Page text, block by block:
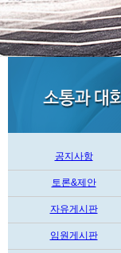
공지사항
토론&제안
자유게시판
임원게시판